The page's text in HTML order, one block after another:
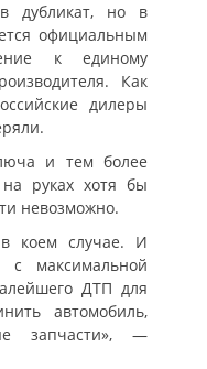
дубликат, но в
официальным
к единому
Как
дилеры
и тем более
руках хотя бы
невозможно.
коем случае. И
максимальной
ДТП для
автомобиль,
запчасти», —